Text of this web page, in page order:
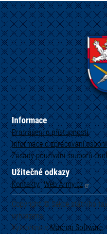
Informace
Prohlášení o přístupnosti
Informace o zpracování
Zásady používání souborů
Užitečné odkazy
Kontakty WebArmy.cz
Copyright © Sekce státního
vyhrazena.
Vytvořeno vMacron Software.